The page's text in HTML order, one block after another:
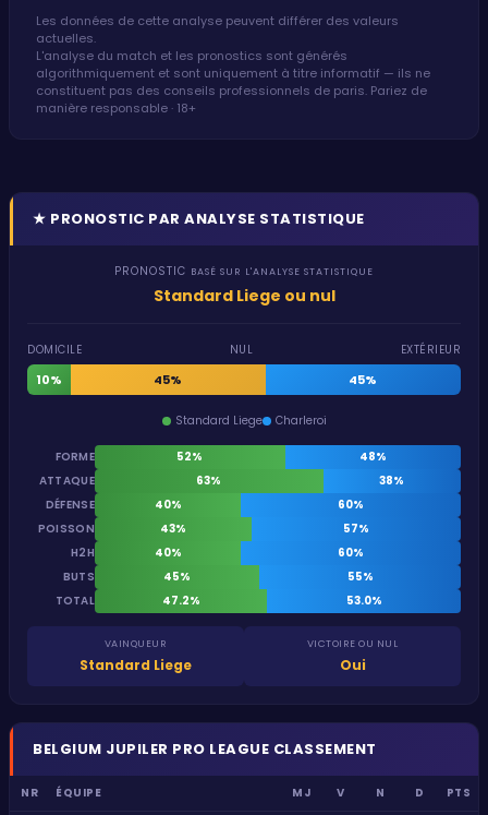
Les données de cette analyse peuvent différer des valeurs
actuelles.
L'analyse du match et les pronostics sont générés
algorithmiquement et sont uniquement à titre informatif — ils ne
constituent pas des conseils professionnels de paris. Pariez de
manière responsable · 18+
★ PRONOSTIC PAR ANALYSE STATISTIQUE
PRONOSTIC BASÉ SUR L'ANALYSE STATISTIQUE
Standard Liege ou nul
DOMICILE NUL EXTÉRIEUR
10% 45% 45%
Standard Liege Charleroi
FORME 52%
48%
ATTAQUE
63%
38%
DÉFENSE
40%
60%
POISSON
43%
57%
H2H
40%
60%
BUTS
45%
55%
TOTAL
47.2% 53.0%
VAINQUEUR
Standard Liege
VICTOIRE OU NUL
Oui
BELGIUM JUPILER PRO LEAGUE CLASSEMENT
NR ÉQUIPE MJ V N D PTS